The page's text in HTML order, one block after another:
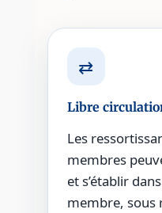
⇄
Libre
Les
membres
et s’établir
membre, sous